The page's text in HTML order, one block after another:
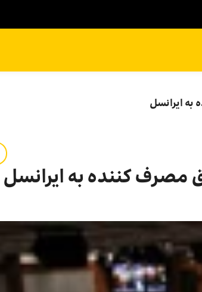
ایرانسل
مصرف کننده به ایرانسل